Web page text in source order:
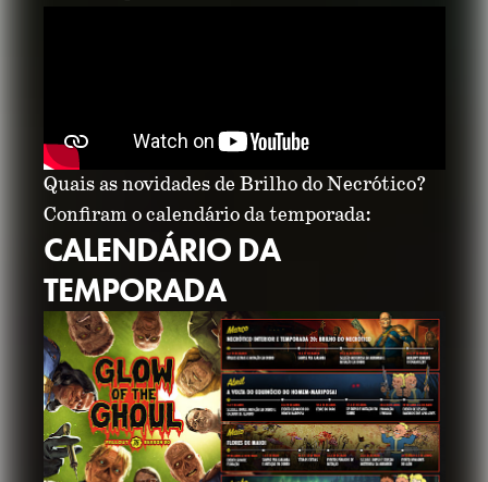
Quais as novidades de Brilho do Necrótico?
Confiram o calendário da temporada:
CALENDÁRIO DA
TEMPORADA